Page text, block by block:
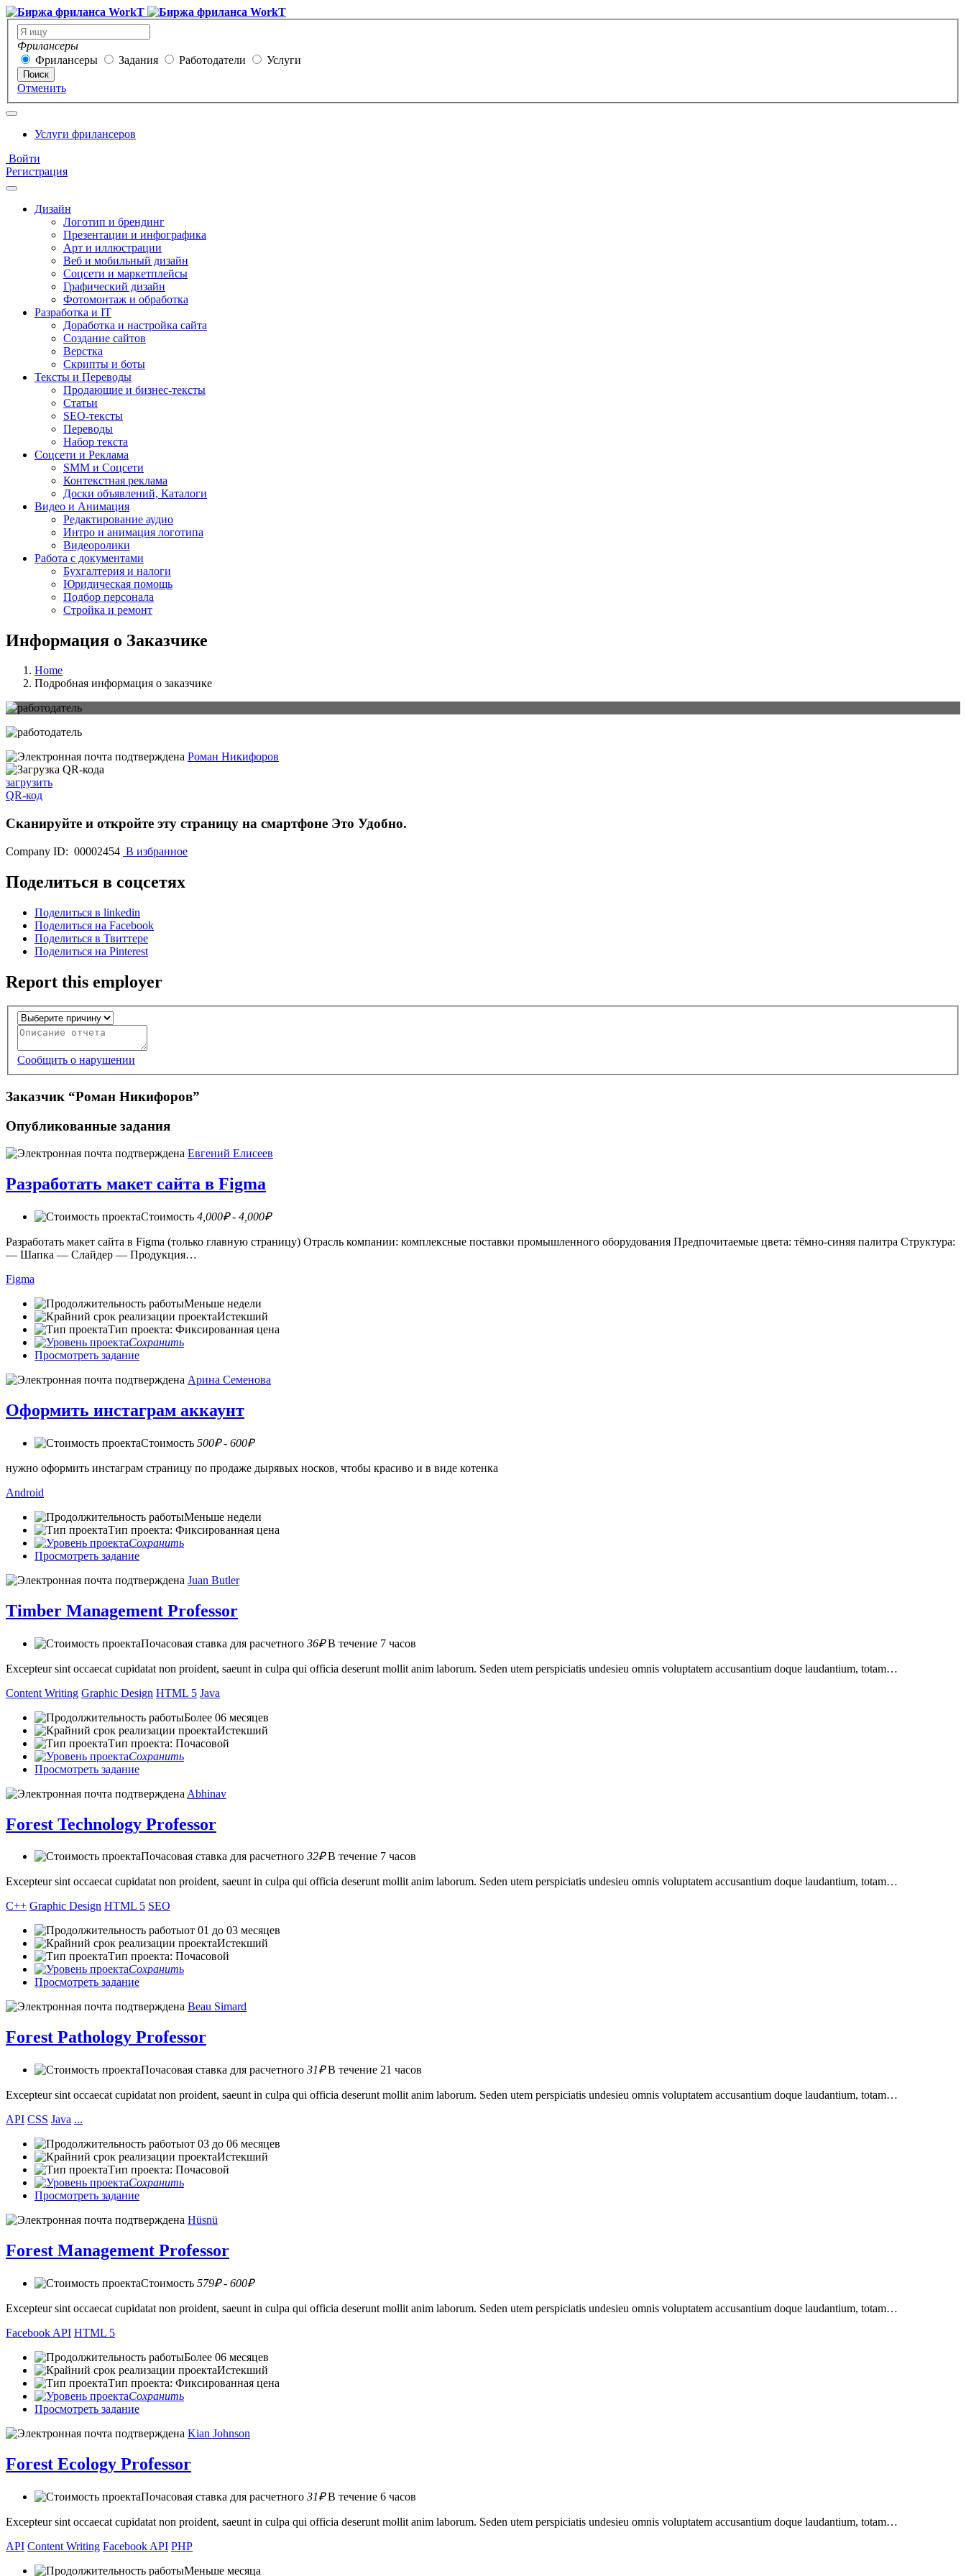
Фрилансеры
Фрилансеры
Задания Работодатели Услуги
Поиск
Отменить
Услуги фрилансеров
Войти
Регистрация
Дизайн
Логотип и брендинг
Презентации и инфографика
Арт и иллюстрации
Веб и мобильный дизайн
Соцсети и маркетплейсы
Графический дизайн
Фотомонтаж и обработка
Разработка и IT
Доработка и настройка сайта
Создание сайтов
Верстка
Скрипты и боты
Тексты и Переводы
Продающие и бизнес-тексты
Статьи
SEO-тексты
Переводы
Набор текста
Соцсети и Реклама
SMM и Соцсети
Контекстная реклама
Доски объявлений, Каталоги
Видео и Анимация
Редактирование аудио
Интро и анимация логотипа
Видеоролики
Работа с документами
Бухгалтерия и налоги
Юридическая помощь
Подбор персонала
Стройка и ремонт
Информация о Заказчике
Home
Подробная информация о заказчике
Роман Никифоров
загрузить
QR-код
Сканируйте и откройте эту страницу на смартфоне Это Удобно.
Company ID: 00002454 В избранное
Поделиться в соцсетях
Поделиться в linkedin
Поделиться на Facebook
Поделиться в Твиттере
Поделиться на Pinterest
Report this employer
Сообщить о нарушении
Заказчик “Роман Никифоров”
Опубликованные задания
Евгений Елисеев
Разработать макет сайта в Figma
Стоимость 4,000₽ - 4,000₽
Разработать макет сайта в Figma (только главную страницу) Отрасль компании: комплексные поставки промышленного оборудования Предпочитаемые цвета: тёмно-синяя палитра Структура:
— Шапка — Слайдер — Продукция…
Figma
Меньше недели
Истекший
Тип проекта: Фиксированная цена
Сохранить
Просмотреть задание
Арина Семенова
Оформить инстаграм аккаунт
Стоимость 500₽ - 600₽
нужно оформить инстаграм страницу по продаже дырявых носков, чтобы красиво и в виде котенка
Android
Меньше недели
Тип проекта: Фиксированная цена
Сохранить
Просмотреть задание
Juan Butler
Timber Management Professor
Почасовая ставка для расчетного 36₽В течение 7 часов
Excepteur sint occaecat cupidatat non proident, saeunt in culpa qui officia deserunt mollit anim laborum. Seden utem perspiciatis undesieu omnis voluptatem accusantium doque laudantium, totam…
Content Writing Graphic Design HTML 5 Java
Более 06 месяцев
Истекший
Тип проекта: Почасовой
Сохранить
Просмотреть задание
Abhinav
Forest Technology Professor
Почасовая ставка для расчетного 32₽В течение 7 часов
Excepteur sint occaecat cupidatat non proident, saeunt in culpa qui officia deserunt mollit anim laborum. Seden utem perspiciatis undesieu omnis voluptatem accusantium doque laudantium, totam…
C++ Graphic Design HTML 5 SEO
от 01 до 03 месяцев
Истекший
Тип проекта: Почасовой
Сохранить
Просмотреть задание
Beau Simard
Forest Pathology Professor
Почасовая ставка для расчетного 31₽В течение 21 часов
Excepteur sint occaecat cupidatat non proident, saeunt in culpa qui officia deserunt mollit anim laborum. Seden utem perspiciatis undesieu omnis voluptatem accusantium doque laudantium, totam…
API CSS Java ...
от 03 до 06 месяцев
Истекший
Тип проекта: Почасовой
Сохранить
Просмотреть задание
Hüsnü
Forest Management Professor
Стоимость 579₽ - 600₽
Excepteur sint occaecat cupidatat non proident, saeunt in culpa qui officia deserunt mollit anim laborum. Seden utem perspiciatis undesieu omnis voluptatem accusantium doque laudantium, totam…
Facebook API HTML 5
Более 06 месяцев
Истекший
Тип проекта: Фиксированная цена
Сохранить
Просмотреть задание
Kian Johnson
Forest Ecology Professor
Почасовая ставка для расчетного 31₽В течение 6 часов
Excepteur sint occaecat cupidatat non proident, saeunt in culpa qui officia deserunt mollit anim laborum. Seden utem perspiciatis undesieu omnis voluptatem accusantium doque laudantium, totam…
API Content Writing Facebook API PHP
Меньше месяца